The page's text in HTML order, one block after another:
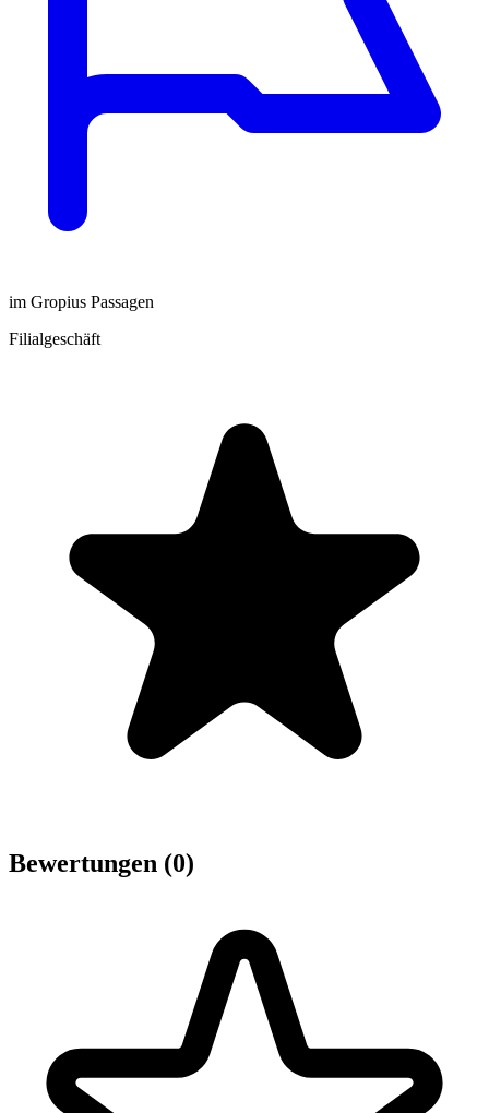
im Gropius Passagen
Filialgeschäft
Bewertungen (0)